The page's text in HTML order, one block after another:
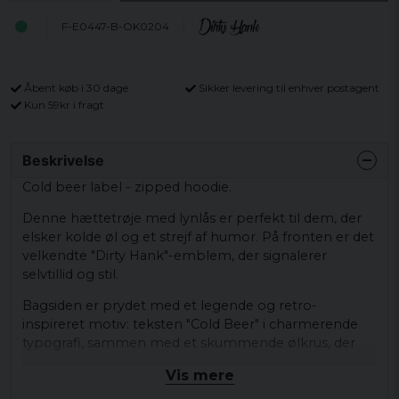
F-E0447-B-OK0204
Åbent køb i 30 dage
Sikker levering til enhver postagent
Kun 59kr i fragt
Beskrivelse
Cold beer label - zipped hoodie.
Denne hættetrøje med lynlås er perfekt til dem, der
elsker kolde øl og et strejf af humor. På fronten er det
velkendte "Dirty Hank"-emblem, der signalerer
selvtillid og stil.
Bagsiden er prydet med et legende og retro-
inspireret motiv: teksten "Cold Beer" i charmerende
typografi, sammen med et skummende ølkrus, der
designet en afslappet, men alligevel levende følelse.
Vis mere